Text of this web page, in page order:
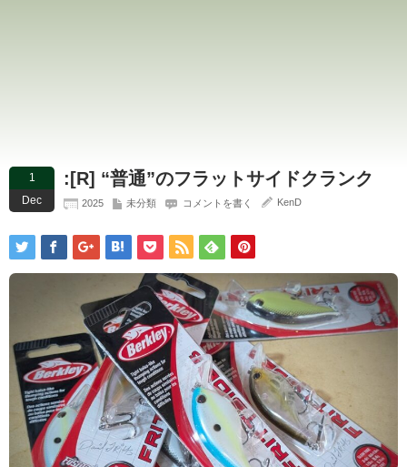
1
Dec
:[R] “普通”のフラットサイドクランク
2025 未分類 コメントを書く KenD